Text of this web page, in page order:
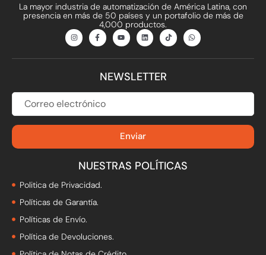
La mayor industria de automatización de América Latina, con
presencia en más de 50 países y un portafolio de más de
4,000 productos.
I
n
s
a
F
a
c
b
o
k
Y
o
u
u
e
L
i
n
e
i
n
T
i
k
o
W
h
a
s
NUESTRAS POLÍTICAS
Politica de Privacidad.
Políticas de Garantía.
Políticas de Envío.
Política de Devoluciones.
NEWSLETTER
CORREO
ELECTRÓNICO
Enviar